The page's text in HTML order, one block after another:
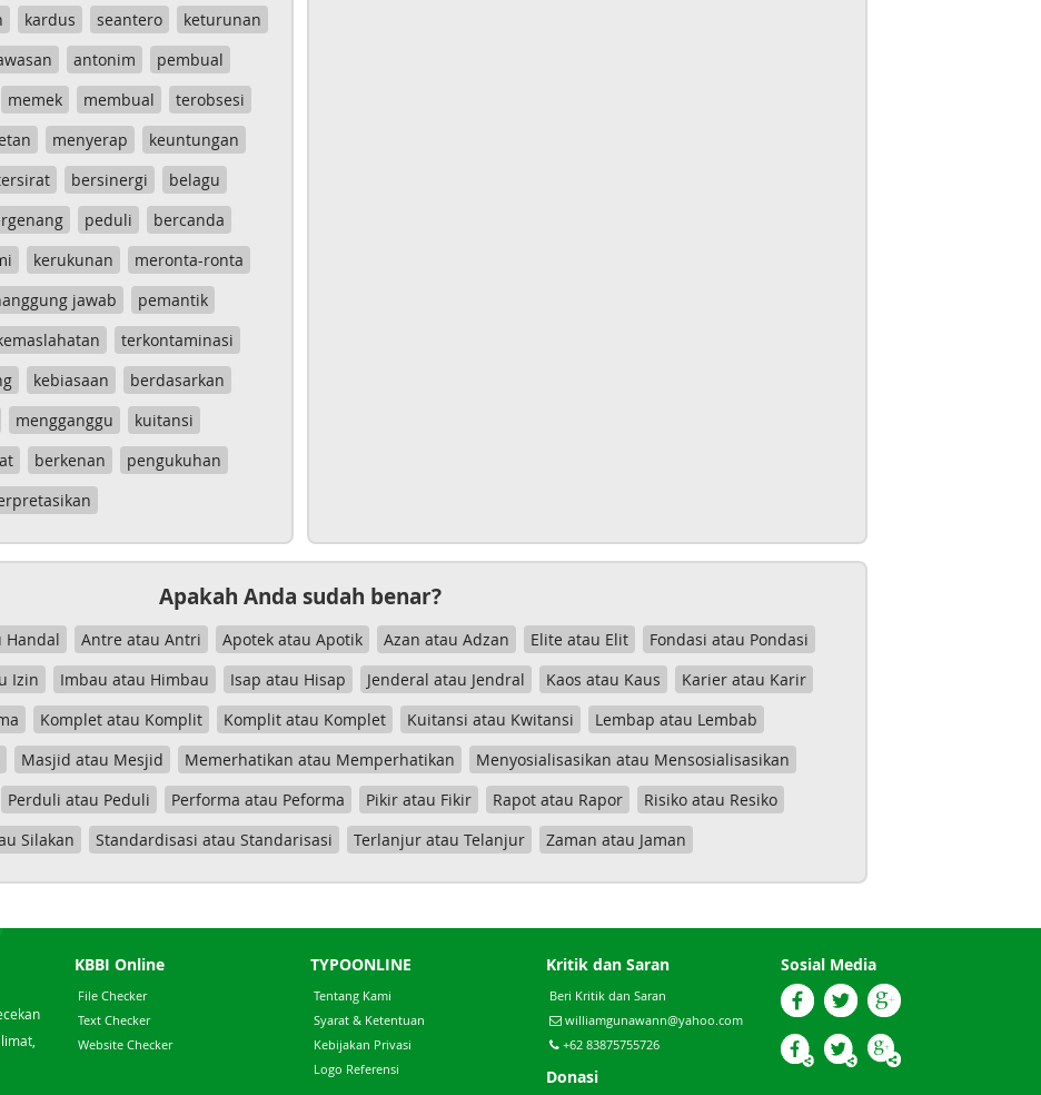
kardus seantero
keturunan
antonim
pembual
memek membual
terobsesi
menyerap
keuntungan
bersinergi
belagu
peduli
bercanda
kerukunan
meronta-ronta
jawab
pemantik
terkontaminasi
kebiasaan
berdasarkan
mengganggu
kuitansi
berkenan
pengukuhan
Apakah Anda sudah benar?
Handal Antre atau Antri Apotek atau Apotik Azan atau Adzan Elite atau Elit
Fondasi atau Pondasi
Izin Imbau atau Himbau Isap atau Hisap Jenderal atau Jendral Kaos atau Kaus
Karier atau Karir
Komplet atau Komplit Komplit atau Komplet Kuitansi atau Kwitansi
Lembap atau Lembab
Masjid atau Mesjid Memerhatikan atau Memperhatikan
Menyosialisasikan atau Mensosialisasikan
Perduli atau Peduli Performa atau Peforma Pikir atau Fikir Rapot atau Rapor
Risiko atau Resiko
Silakan
Standardisasi atau Standarisasi Terlanjur atau Telanjur Zaman atau Jaman
KBBI Online
File Checker
Text Checker
Website Checker
TYPOONLINE
Tentang Kami
Syarat & Ketentuan
Kebijakan Privasi
Logo Referensi
Kritik dan Saran
Beri Kritik dan Saran
williamgunawann@yahoo.com
+62 83875755726
Donasi
Sosial Media